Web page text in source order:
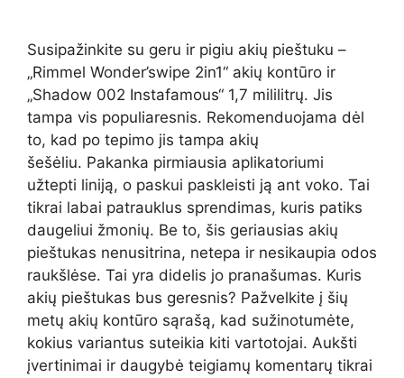
Susipažinkite su geru ir pigiu akių pieštuku –
„Rimmel Wonder’swipe 2in1“ akių kontūro ir
„Shadow 002 Instafamous“ 1,7 mililitrų. Jis
tampa vis populiaresnis. Rekomenduojama dėl
to, kad po tepimo jis tampa akių
šešėliu. Pakanka pirmiausia aplikatoriumi
užtepti liniją, o paskui paskleisti ją ant voko. Tai
tikrai labai patrauklus sprendimas, kuris patiks
daugeliui žmonių. Be to, šis geriausias akių
pieštukas nenusitrina, netepa ir nesikaupia odos
raukšlėse. Tai yra didelis jo pranašumas. Kuris
akių pieštukas bus geresnis? Pažvelkite į šių
metų akių kontūro sąrašą, kad sužinotumėte,
kokius variantus suteikia kiti vartotojai. Aukšti
įvertinimai ir daugybė teigiamų komentarų tikrai